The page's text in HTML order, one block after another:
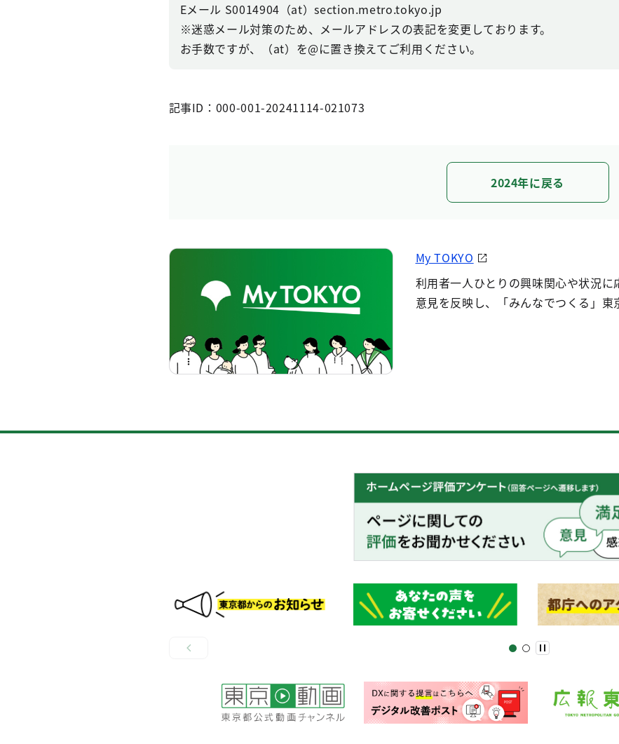
Eメール S0014904（at）section.metro.tokyo.jp
※迷惑メール対策のため、メールアドレスの表記を変更しております。
お手数ですが、（at）を@に置き換えてご利用ください。
記事ID：000-001-20241114-021073
2024年に戻る
My TOKYO
利用者一人ひとりの興味関心や状況
意見を反映し、「みんなでつくる」東